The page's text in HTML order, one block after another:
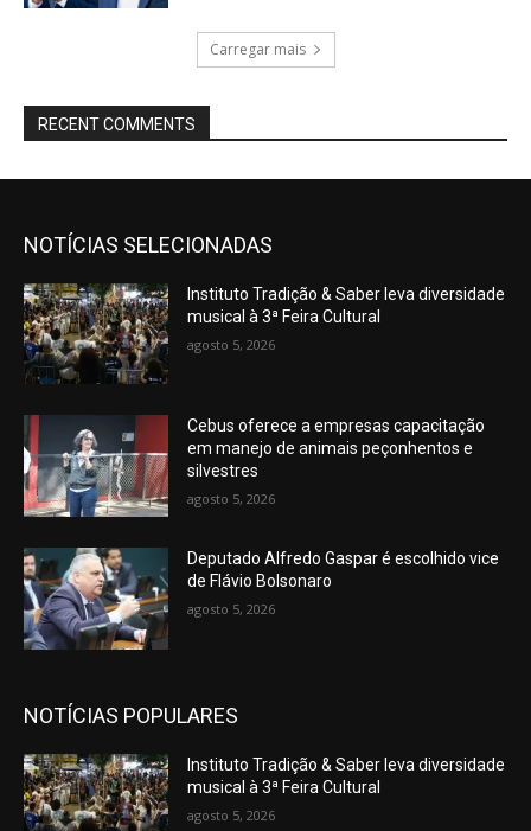
Carregar mais
RECENT COMMENTS
NOTÍCIAS SELECIONADAS
Instituto Tradição & Saber leva diversidade
musical à 3ª Feira Cultural
agosto 5, 2026
Cebus oferece a empresas capacitação
em manejo de animais peçonhentos e
silvestres
agosto 5, 2026
Deputado Alfredo Gaspar é escolhido vice
de Flávio Bolsonaro
agosto 5, 2026
NOTÍCIAS POPULARES
Instituto Tradição & Saber leva diversidade
musical à 3ª Feira Cultural
agosto 5, 2026